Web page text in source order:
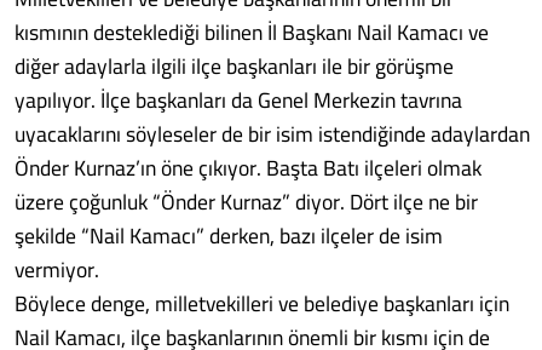
kısmının desteklediği bilinen İl Başkanı Nail Kamacı ve
diğer adaylarla ilgili ilçe başkanları ile bir görüşme
yapılıyor. İlçe başkanları da Genel Merkezin tavrına
uyacaklarını söyleseler de bir isim istendiğinde adaylardan
Önder Kurnaz’ın öne çıkıyor. Başta Batı ilçeleri olmak
üzere çoğunluk “Önder Kurnaz” diyor. Dört ilçe ne bir
şekilde “Nail Kamacı” derken, bazı ilçeler de isim
vermiyor.
Böylece denge, milletvekilleri ve belediye başkanları için
Nail Kamacı, ilçe başkanlarının önemli bir kısmı için de